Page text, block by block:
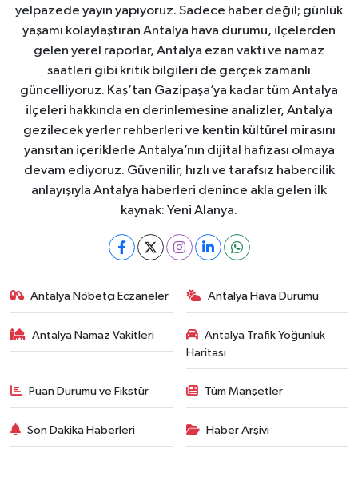
yelpazede yayın yapıyoruz. Sadece haber değil; günlük
yaşamı kolaylaştıran Antalya hava durumu, ilçelerden
gelen yerel raporlar, Antalya ezan vakti ve namaz
saatleri gibi kritik bilgileri de gerçek zamanlı
güncelliyoruz. Kaş’tan Gazipaşa’ya kadar tüm Antalya
ilçeleri hakkında en derinlemesine analizler, Antalya
gezilecek yerler rehberleri ve kentin kültürel mirasını
yansıtan içeriklerle Antalya’nın dijital hafızası olmaya
devam ediyoruz. Güvenilir, hızlı ve tarafsız habercilik
anlayışıyla Antalya haberleri denince akla gelen ilk
kaynak: Yeni Alanya.
Antalya Nöbetçi Eczaneler Antalya Hava Durumu
Antalya Namaz Vakitleri
Antalya Trafik Yoğunluk
Haritası
Puan Durumu ve Fikstür Tüm Manşetler
Son Dakika Haberleri Haber Arşivi